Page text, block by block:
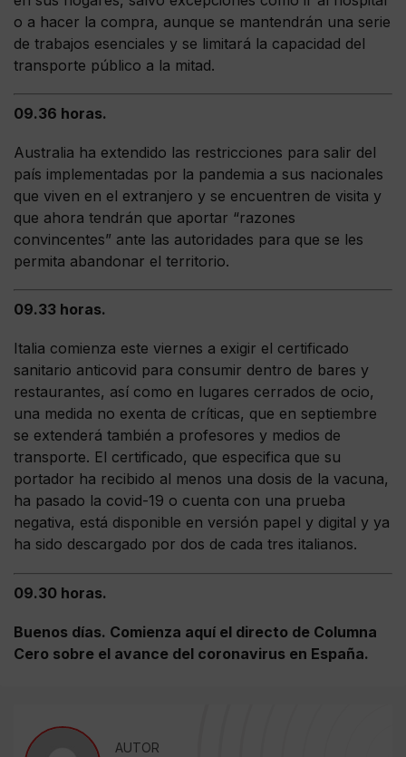
o a hacer la compra, aunque se mantendrán una serie
de trabajos esenciales y se limitará la capacidad del
transporte público a la mitad.
09.36 horas.
Australia ha extendido las restricciones para salir del
país implementadas por la pandemia a sus nacionales
que viven en el extranjero y se encuentren de visita y
que ahora tendrán que aportar “razones
convincentes” ante las autoridades para que se les
permita abandonar el territorio.
09.33 horas.
Italia comienza este viernes a exigir el certificado
sanitario anticovid para consumir dentro de bares y
restaurantes, así como en lugares cerrados de ocio,
una medida no exenta de críticas, que en septiembre
se extenderá también a profesores y medios de
transporte. El certificado, que especifica que su
portador ha recibido al menos una dosis de la vacuna,
ha pasado la covid-19 o cuenta con una prueba
negativa, está disponible en versión papel y digital y ya
ha sido descargado por dos de cada tres italianos.
09.30 horas.
Buenos días. Comienza aquí el directo de Columna
Cero sobre el avance del coronavirus en España.
AUTOR